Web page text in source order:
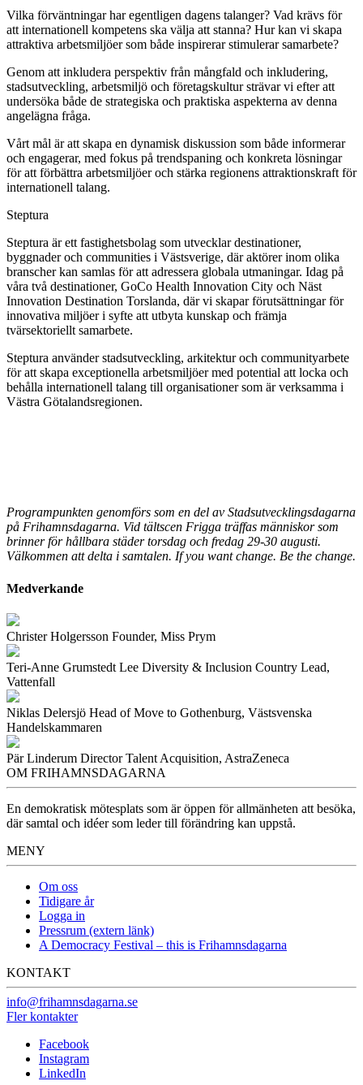
Vilka förväntningar har egentligen dagens talanger? Vad krävs för
att internationell kompetens ska välja att stanna? Hur kan vi skapa
attraktiva arbetsmiljöer som både inspirerar stimulerar samarbete?
Genom att inkludera perspektiv från mångfald och inkludering,
stadsutveckling, arbetsmiljö och företagskultur strävar vi efter att
undersöka både de strategiska och praktiska aspekterna av denna
angelägna fråga.
Vårt mål är att skapa en dynamisk diskussion som både informerar
och engagerar, med fokus på trendspaning och konkreta lösningar
för att förbättra arbetsmiljöer och stärka regionens attraktionskraft för
internationell talang.
Steptura
Steptura är ett fastighetsbolag som utvecklar destinationer,
byggnader och communities i Västsverige, där aktörer inom olika
branscher kan samlas för att adressera globala utmaningar. Idag på
våra två destinationer, GoCo Health Innovation City och Näst
Innovation Destination Torslanda, där vi skapar förutsättningar för
innovativa miljöer i syfte att utbyta kunskap och främja
tvärsektoriellt samarbete.
Steptura använder stadsutveckling, arkitektur och communityarbete
för att skapa exceptionella arbetsmiljöer med potential att locka och
behålla internationell talang till organisationer som är verksamma i
Västra Götalandsregionen.
Programpunkten genomförs som en del av Stadsutvecklingsdagarna
på Frihamnsdagarna. Vid tältscen Frigga träffas människor som
brinner för hållbara städer torsdag och fredag 29-30 augusti.
Välkommen att delta i samtalen. If you want change. Be the change.
Medverkande
Christer Holgersson Founder, Miss Prym
Teri-Anne Grumstedt Lee Diversity & Inclusion Country Lead,
Vattenfall
Niklas Delersjö Head of Move to Gothenburg, Västsvenska
Handelskammaren
Pär Linderum Director Talent Acquisition, AstraZeneca
OM FRIHAMNSDAGARNA
En demokratisk mötesplats som är öppen för allmänheten att besöka,
där samtal och idéer som leder till förändring kan uppstå.
MENY
Om oss
Tidigare år
Logga in
Pressrum (extern länk)
A Democracy Festival – this is Frihamnsdagarna
KONTAKT
info@frihamnsdagarna.se
Fler kontakter
Facebook
Instagram
LinkedIn